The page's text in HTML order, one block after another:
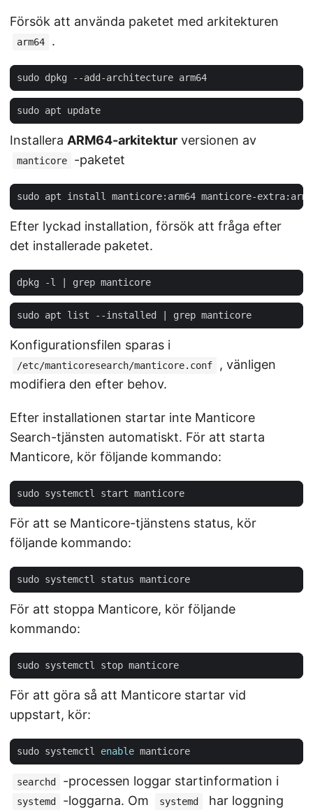
Försök att använda paketet med arkitekturen
arm64 .
Installera ARM64-arkitektur versionen av
manticore -paketet
Efter lyckad installation, försök att fråga efter
det installerade paketet.
dpkg -l
sudo apt list --installed
Konfigurationsfilen sparas i
/etc/manticoresearch/manticore.conf
, vänligen
modifiera den efter behov.
Efter installationen startar inte Manticore
Search-tjänsten automatiskt. För att starta
Manticore, kör följande kommando:
För att se Manticore-tjänstens status, kör
följande kommando:
För att stoppa Manticore, kör följande
kommando:
För att göra så att Manticore startar vid
uppstart, kör:
sudo systemctl enable
searchd -processen loggar startinformation i
systemd -loggarna. Om systemd
har loggning